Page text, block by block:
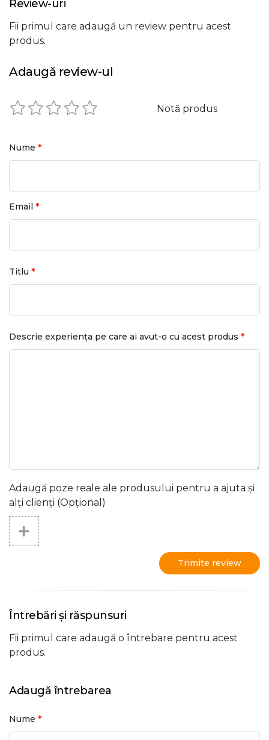
Review-uri
Fii primul care adaugă un review pentru acest
produs.
Adaugă review-ul
Notă produs
Nume *
Email *
Titlu *
Descrie experiența pe care ai avut-o cu acest produs *
Adaugă poze reale ale produsului pentru a ajuta și
alți clienți (Opțional)
Trimite review
Întrebări și răspunsuri
Fii primul care adaugă o întrebare pentru acest
produs.
Adaugă întrebarea
Nume *